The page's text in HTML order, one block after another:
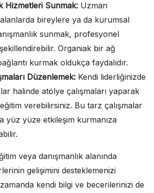
Hizmetleri Sunmak: Uzman
bireylere ya da kurumsal
sunmak, profesyonel
Organiak bir ağ
kurmak oldukça faydalıdır.
Düzenlemek: Kendi liderliğinizde
halinde atölye çalışmaları yaparak
verebilirsiniz. Bu tarz çalışmalar
yüz yüze etkileşim kurmanıza
veya danışmanlık alanında
gelişimini desteklemenizi
kendi bilgi ve becerilerinizi de